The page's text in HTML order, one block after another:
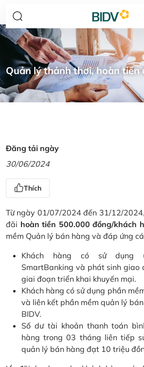
Quản lý thảnh thơi, hoàn tiền
Đăng tải ngày
30/06/2024
Thích
Từ ngày 01/07/2024 đến 31/12/
đãi hoàn tiền 500.000 đồng/khách
mềm Quản lý bán hàng và đáp ứng
Khách hàng có sử dụng
SmartBanking và phát sinh giao
giai đoạn triển khai khuyến mại.
Khách hàng có sử dụng phần
và liên kết phần mềm quản lý
BIDV.
Số dư tài khoản thanh toán
hàng trong 03 tháng liên tiếp
quản lý bán hàng đạt 10 triệu